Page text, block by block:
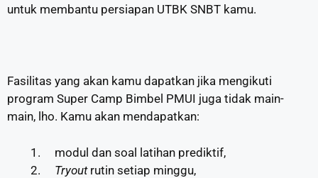
untuk membantu persiapan UTBK SNBT kamu.
Fasilitas yang akan kamu dapatkan jika mengikuti
program Super Camp Bimbel PMUI juga tidak main-
main, lho. Kamu akan mendapatkan:
modul dan soal latihan prediktif,
Tryoutrutin setiap minggu,